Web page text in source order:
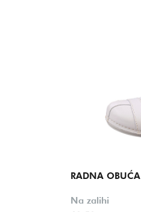
RADNA OBUĆA
Na zalihi